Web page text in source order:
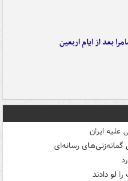
بعد از ایام اربعین
علیه ایران
گمانه‌زنی‌های رسانه‌ای
لو دادند